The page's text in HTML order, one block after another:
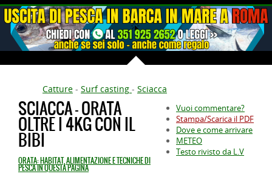
Catture - Surf casting - Sciacca
Vuoi commentare?
Stampa/Scarica il PDF
Dove e come arrivare
METEO
Testo rivisto da L.V
SCIACCA - ORATA
OLTRE I 4KG CON IL
BIBI
ORATA: HABITAT, ALIMENTAZIONE E TECNICHE DI
PESCA IN QUESTA PAGINA